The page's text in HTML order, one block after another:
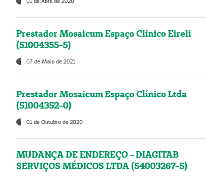
Prestador Mosaicum Espaço Clínico Eireli
(51004355-5)
07 de Maio de 2021
Prestador Mosaicum Espaço Clínico Ltda
(51004352-0)
01 de Outubro de 2020
MUDANÇA DE ENDEREÇO - DIAGITAB
SERVIÇOS MÉDICOS LTDA (54003267-5)